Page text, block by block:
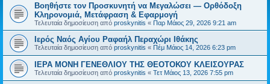
Βοηθήστε τον Προσκυνητή να Μεγαλώσει — Ορθόδοξη
Κληρονομιά, Μετάφραση & Εφαρμογή
Τελευταία δημοσίευση από proskynitis « Παρ Μάιος 29, 2026 9:21 am
Ιερός Ναός Αγίου Ραφαήλ Περαχώρι Ιθάκης
Τελευταία δημοσίευση από proskynitis « Πέμ Μάιος 14, 2026 6:23 pm
ΙΕΡΑ ΜΟΝΗ ΓΕΝΕΘΛΙΟΥ ΤΗΣ ΘΕΟΤΟΚΟΥ ΚΛΕΙΣΟΥΡΑΣ
Τελευταία δημοσίευση από proskynitis « Τετ Μάιος 13, 2026 7:55 pm